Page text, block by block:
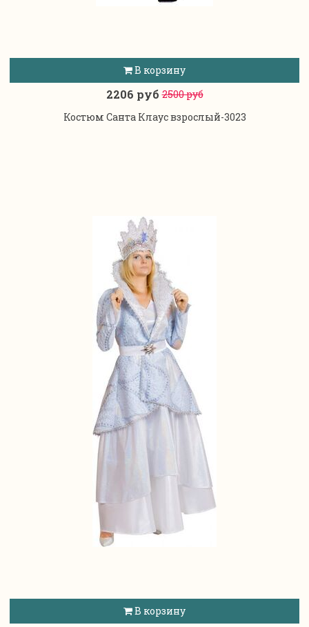
В корзину
2206 руб2500 руб
Костюм Санта Клаус взрослый-3023
В корзину